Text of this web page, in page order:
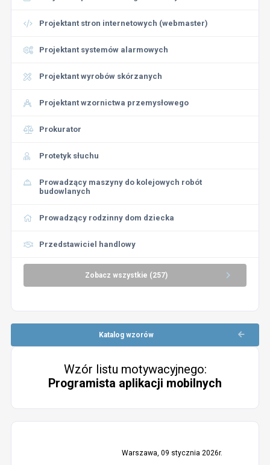
Projektant stron internetowych (webmaster)
Projektant systemów alarmowych
Projektant wyrobów skórzanych
Projektant wzornictwa przemysłowego
Prokurator
Protetyk słuchu
Prowadzący maszyny do kolejowych robót
budowlanych
Prowadzący rodzinny dom dziecka
Przedstawiciel handlowy
Zobacz wszystkie (257)
Katalog wzorów
Wzór listu motywacyjnego:
Programista aplikacji mobilnych
Warszawa, 09 stycznia 2026r.